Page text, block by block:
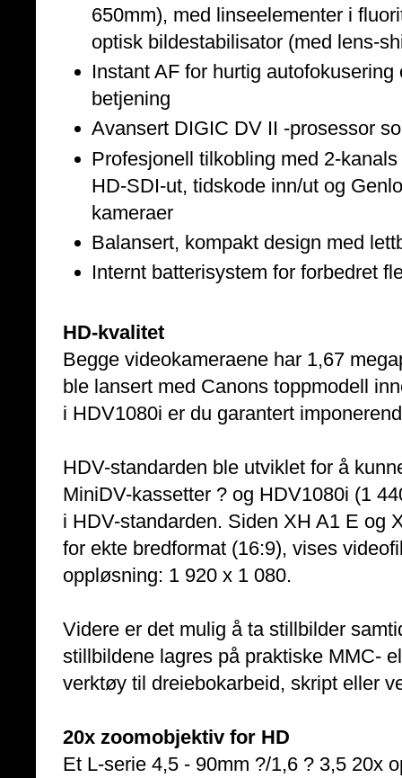
650mm), med linseelementer i
optisk bildestabilisator (med lens-
Instant AF for hurtig
betjening
Avansert DIGIC DV II -prosessor
Profesjonell tilkobling med 2-
HD-SDI-ut, tidskode inn/ut og
kameraer
Balansert, kompakt design med
Internt batterisystem for forbedret
HD-kvalitet
Begge videokameraene har 1,67
ble lansert med Canons toppmodell
i HDV1080i er du garantert
HDV-standarden ble utviklet for å
MiniDV-kassetter ? og HDV1080i (1
i HDV-standarden. Siden XH A1 E og
for ekte bredformat (16:9), vises
oppløsning: 1 920 x 1 080.
Videre er det mulig å ta stillbilder
stillbildene lagres på praktiske MMC-
verktøy til dreiebokarbeid, skript eller
20x zoomobjektiv for HD
Et L-serie 4,5 - 90mm ?/1,6 ? 3,5 20x